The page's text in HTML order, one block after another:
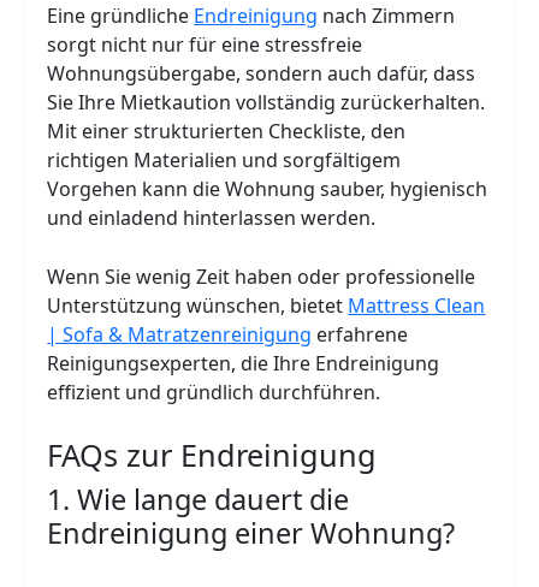
Eine gründliche Endreinigung nach Zimmern
sorgt nicht nur für eine stressfreie
Wohnungsübergabe, sondern auch dafür, dass
Sie Ihre Mietkaution vollständig zurückerhalten.
Mit einer strukturierten Checkliste, den
richtigen Materialien und sorgfältigem
Vorgehen kann die Wohnung sauber, hygienisch
und einladend hinterlassen werden.
Wenn Sie wenig Zeit haben oder professionelle
Unterstützung wünschen, bietet Mattress Clean
| Sofa & Matratzenreinigung erfahrene
Reinigungsexperten, die Ihre Endreinigung
effizient und gründlich durchführen.
FAQs zur Endreinigung
1. Wie lange dauert die
Endreinigung einer Wohnung?